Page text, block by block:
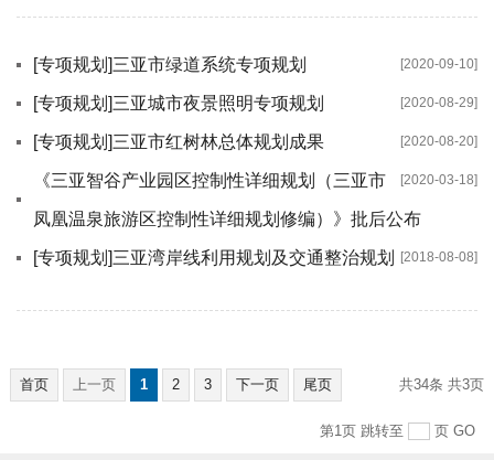
[2020-09-10]
[专项规划]三亚市绿道系统专项规划
[2020-08-29]
[专项规划]三亚城市夜景照明专项规划
[2020-08-20]
[专项规划]三亚市红树林总体规划成果
[2020-03-18]
《三亚智谷产业园区控制性详细规划（三亚市
凤凰温泉旅游区控制性详细规划修编）》批后公布
[2018-08-08]
[专项规划]三亚湾岸线利用规划及交通整治规划
首页 上一页 1 2 3 下一页 尾页 共3页
共34条
跳转至 页 GO
第1页